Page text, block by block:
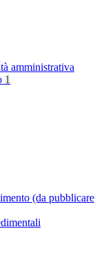
amministrativa
1
(da pubblicare